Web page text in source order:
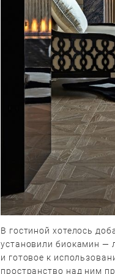
В гостиной хотелось
установили биокамин —
и готовое к
пространство над ним